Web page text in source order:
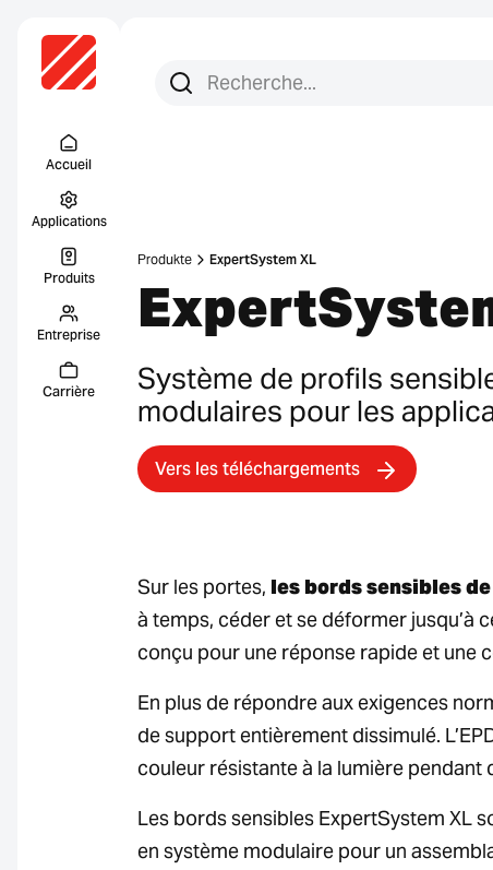
Accueil
Applications
Produits
Entreprise
Carrière
Recherchez :
Recherche
Produkte ExpertSystem XL
Système de profils
modulaires pour les
Vers les téléchargements
Sur les portes, les bords sensibles
à temps, céder et se déformer jusqu’à
conçu pour une réponse rapide et une
En plus de répondre aux exigences
de support entièrement dissimulé.
couleur résistante à la lumière pendant
Les bords sensibles ExpertSystem XL
en système modulaire pour un